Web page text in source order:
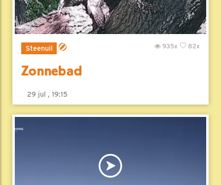
Steenuil 82x
935x
Zonnebad
29 jul , 19:15